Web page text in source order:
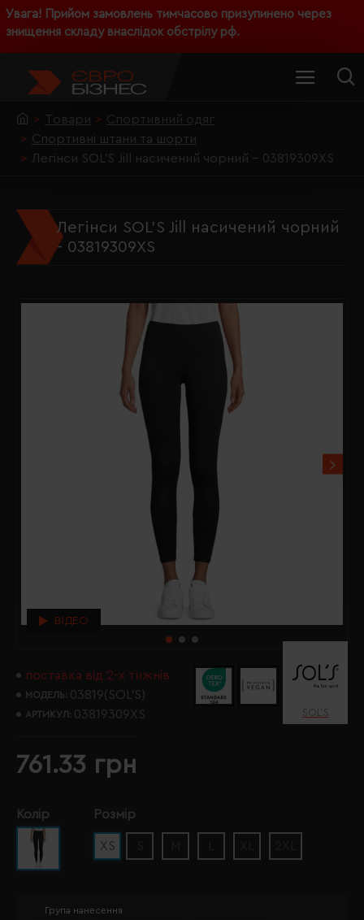
Увага! Прийом замовлень тимчасово призупинено через
знищення складу внаслідок обстрілу рф.
Товари
Спортивний одяг
Спортивні штани та шорти
Легінси SOL'S Jill насичений чорний - 03819309XS
Легінси SOL'S Jill насичений чорний
- 03819309XS
ВІДЕО
поставка від 2-х тижнів
МОДЕЛЬ: 03819(SOL’S)
АРТИКУЛ: 03819309XS SOL’S
761.33 грн
Колір Розмір
XS
Група нанесення